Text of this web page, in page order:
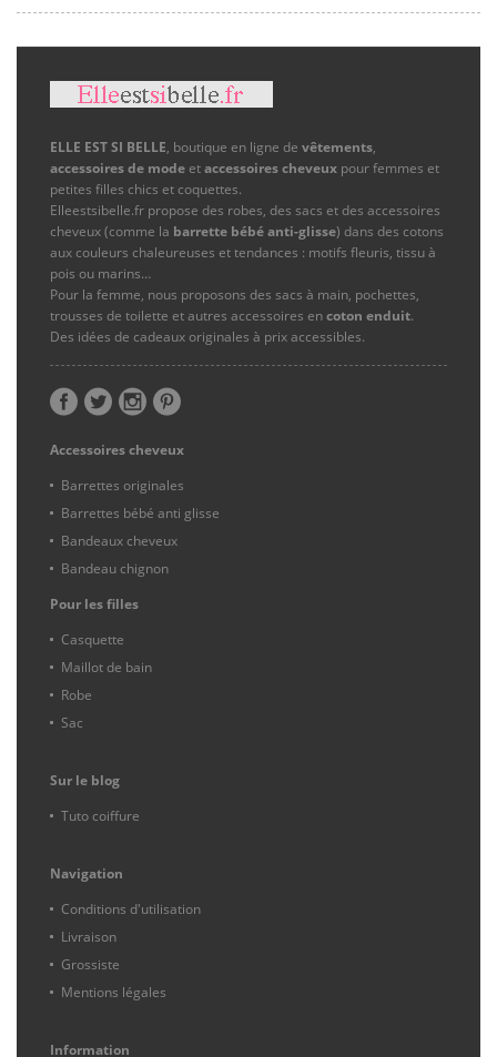
ELLE EST SI BELLE, boutique en ligne de vêtements,
accessoires de mode etaccessoires cheveux pour femmes et
petites filles chics et coquettes.
Elleestsibelle.fr propose des robes, des sacs et des accessoires
cheveux (comme la barrette bébé anti-glisse) dans des cotons
aux couleurs chaleureuses et tendances : motifs fleuris, tissu à
pois ou marins…
Pour la femme, nous proposons des sacs à main, pochettes,
trousses de toilette et autres accessoires encoton enduit.
Des idées de cadeaux originales à prix accessibles.
Accessoires cheveux
Barrettes originales
Barrettes bébé anti glisse
Bandeaux cheveux
Bandeau chignon
Pour les filles
Casquette
Maillot de bain
Robe
Sac
Sur le blog
Tuto coiffure
Navigation
Conditions d'utilisation
Livraison
Grossiste
Mentions légales
Information